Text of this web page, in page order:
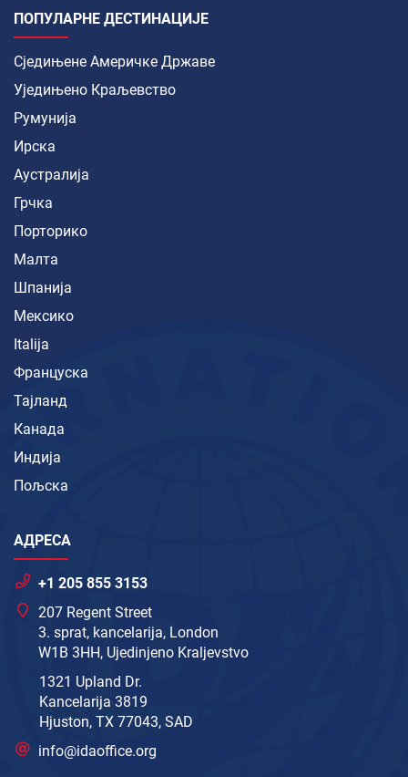
ПОПУЛАРНЕ ДЕСТИНАЦИЈЕ
Сједињене Америчке Државе
Уједињено Краљевство
Румунија
Ирска
Аустралија
Грчка
Порторико
Малта
Шпанија
Мексико
Italija
Француска
Тајланд
Канада
Индија
Пољска
АДРЕСА
+1 205 855 3153
207 Regent Street
3. sprat, kancelarija, London
W1B 3HH, Ujedinjeno Kraljevstvo
1321 Upland Dr.
Kancelarija 3819
Hjuston, TX 77043, SAD
info@idaoffice.org